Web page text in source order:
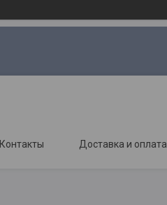
Контакты Доставка и оплата